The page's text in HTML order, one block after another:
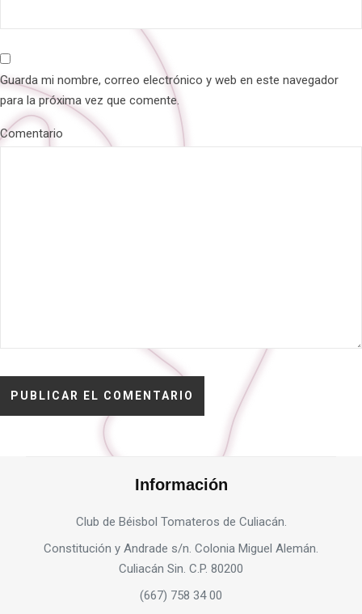
Guarda mi nombre, correo electrónico y web en este navegador
para la próxima vez que comente.
Comentario
Información
Club de Béisbol Tomateros de Culiacán.
Constitución y Andrade s/n. Colonia Miguel Alemán.
Culiacán Sin. C.P. 80200
(667) 758 34 00